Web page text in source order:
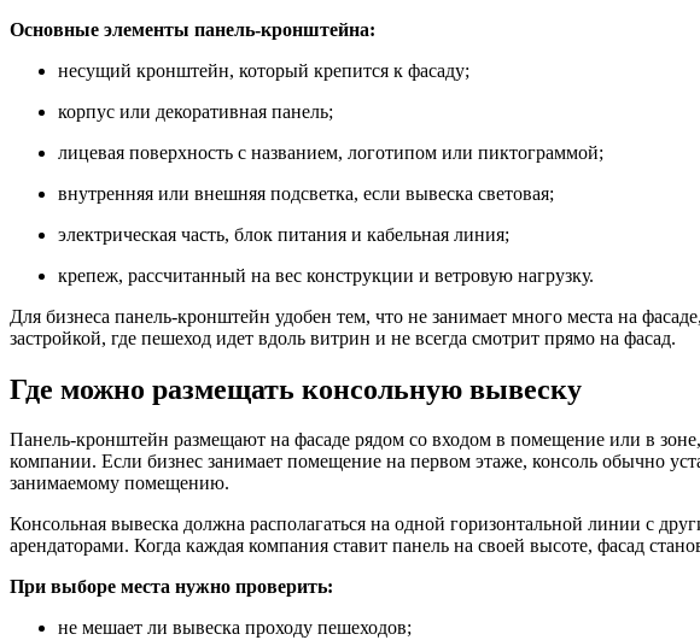
Основные элементы панель-кронштейна:
несущий кронштейн, который крепится к фасаду;
корпус или декоративная панель;
лицевая поверхность с названием, логотипом или пиктограммой;
внутренняя или внешняя подсветка, если вывеска световая;
электрическая часть, блок питания и кабельная линия;
крепеж, рассчитанный на вес конструкции и ветровую нагрузку.
Для бизнеса панель-кронштейн удобен тем, что не занимает много места на
застройкой, где пешеход идет вдоль витрин и не всегда смотрит прямо на фасад.
Где можно размещать консольную вывеску
Панель-кронштейн размещают на фасаде рядом со входом в помещение или в
компании. Если бизнес занимает помещение на первом этаже, консоль обычно
занимаемому помещению.
Консольная вывеска должна располагаться на одной горизонтальной линии с
арендаторами. Когда каждая компания ставит панель на своей высоте, фасад
При выборе места нужно проверить:
не мешает ли вывеска проходу пешеходов;